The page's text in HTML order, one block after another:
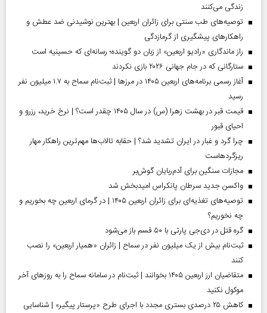
زندگی می‌کنند
توصیه‌های طب سنتی برای زائران اربعین | بهترین نوشیدنی ضد عطش و
راهکارهای پیشگیری از گرمازدگی
راز ماندگاری «رادیو اربعین» از زبان دو گوینده؛ رسانه‌ای که حسینیه است
ستارگانی که در جام جهانی ۲۰۲۶ بازی نکردند
آغاز رسمی برنامه‌های اربعین ۱۴۰۵ در مرز‌ها | ثبت‌نام سماح به ۱.۷ میلیون نفر
رسید
قیمت قبر در بهشت زهرا (س) در سال ۱۴۰۵ چقدر است؟ | نرخ خرید، رزرو و
احیای قبور
چرا گرد و غبار در ایران تشدید شد؟ | حقابه تالاب‌ها مهم‌ترین راهکار مهار
ریزگردهاست
مجازات سنگین برای آدم‌ربایان گوش‌بر
واکسن جدید سرطان پانکراس امیدبخش شد
توصیه‌های تغذیه‌ای برای زائران اربعین ۱۴۰۵ | در گرمای اربعین چه بخوریم و
چه نخوریم؟
گره قتل در دی‌جی پارتی با ۵۰ قسم باز می‌شود
ثبت‌نام بیش از یک میلیون نفر در سماح | زائران «همیار اربعین» را نصب
کنند
متقاضیان ارز اربعین ۱۴۰۵ بخوانند | ثبت‌نام در سامانه سماح را به روز‌های آخر
موکول نکنید
کاهش ۲۵ درصدی بستری مجدد با اجرای طرح «پرستار پیگیر» | شناسایی